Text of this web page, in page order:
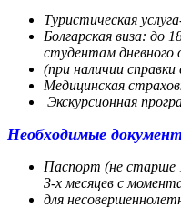
Туристическая
Болгарская виза: до
студентам дневного
(при наличии
Медицинская
Экскурсионная
Необходимые
Паспорт (не старше
3-х месяцев с
для